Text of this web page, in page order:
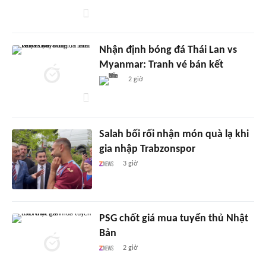
Nhận định bóng đá Thái Lan vs
Myanmar: Tranh vé bán kết
2 giờ
Salah bối rối nhận món quà lạ khi
gia nhập Trabzonspor
3 giờ
PSG chốt giá mua tuyển thủ Nhật
Bản
2 giờ